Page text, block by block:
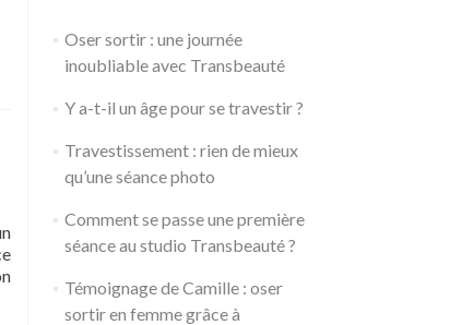
Oser sortir : une journée
inoubliable avec Transbeauté
Y a-t-il un âge pour se travestir ?
Travestissement : rien de mieux
qu’une séance photo
Comment se passe une première
séance au studio Transbeauté ?
Témoignage de Camille : oser
sortir en femme grâce à